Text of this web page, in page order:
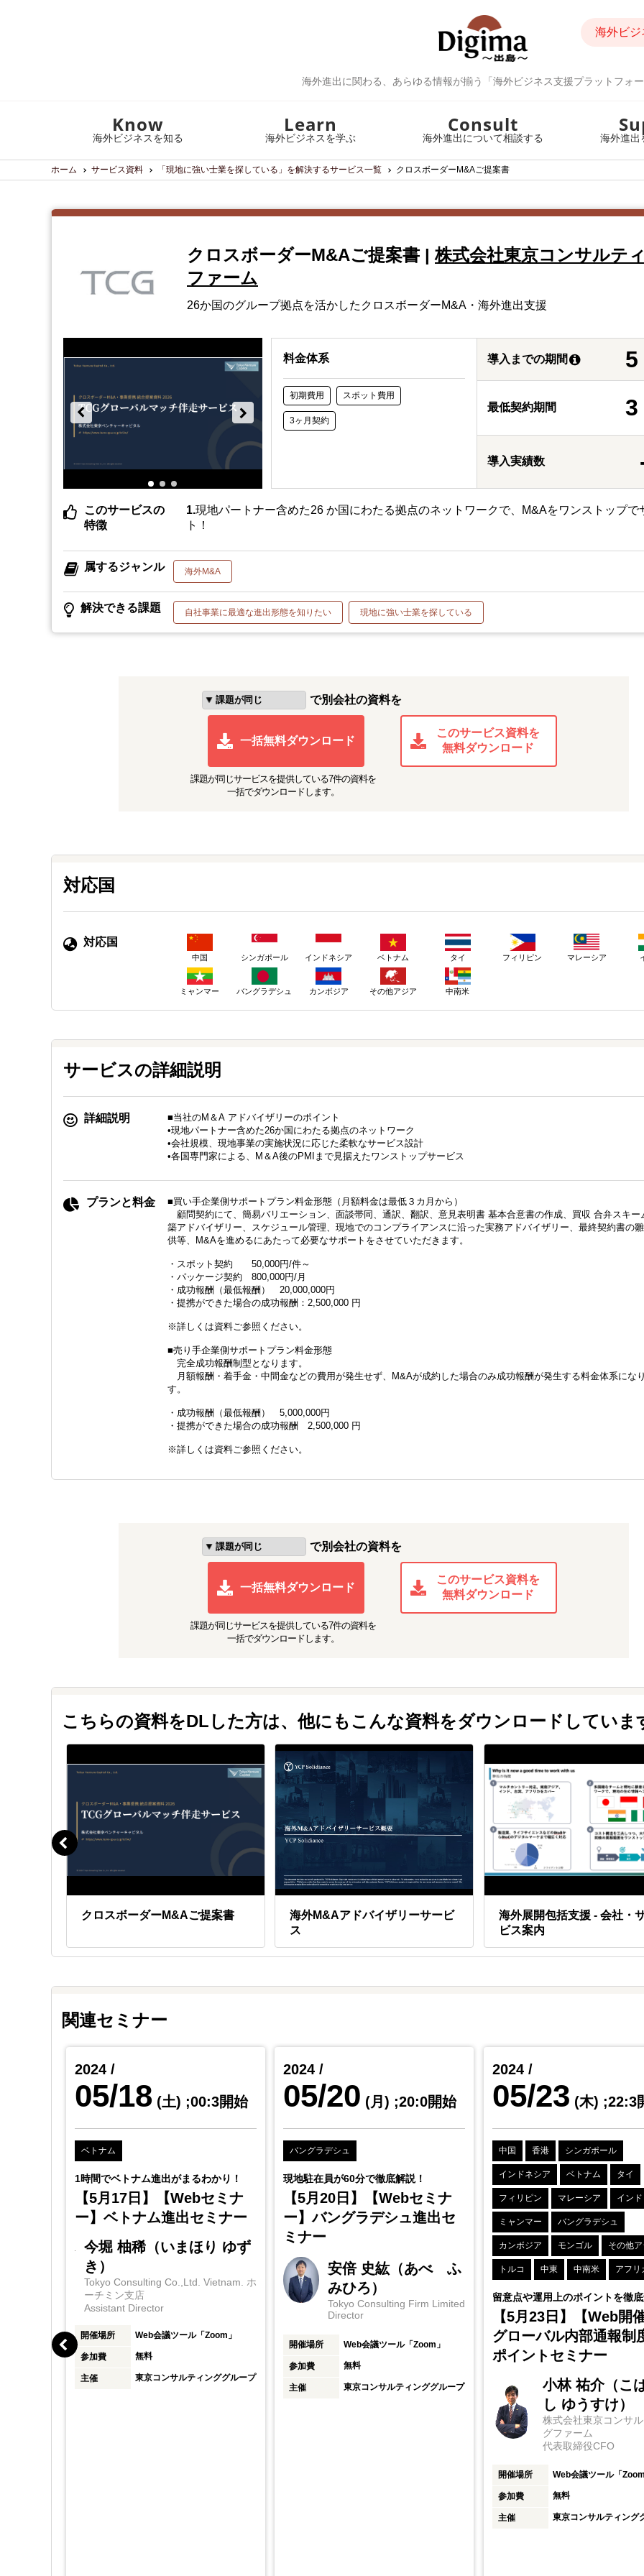
海外進出に関わる、あらゆる情報が揃う「海外ビジネス支援プラットフォ
海外ビジ
Know
海外ビジネスを知る
Learn
海外ビジネスを学ぶ
Consult
海外進出について相談する 海外進出
ホーム サービス資料 「現地に強い士業を探している」を解決するサービス一覧 クロスボーダーM&Aご提案書
クロスボーダーM&Aご提案書 |株式会社東京コンサルテ
ファーム
26か国のグループ拠点を活かしたクロスボーダーM&A・海外進出支援
料金体系
初期費用 スポット費用
3ヶ月契約
導入までの期間 5
最低契約期間 3
導入実績数
このサービスの
特徴
現地パートナー含めた26 か国にわたる拠点のネットワークで、M&Aをワンストップで
ト！
属するジャンル 海外M&A
解決できる課題 自社事業に最適な進出形態を知りたい 現地に強い士業を探している
で別会社の資料を
一括無料ダウンロード
このサービス資料を
無料ダウンロード
課題が同じサービスを提供している7件の資料を
一括でダウンロードします。
対応国
対応国
中国 シンガポール インドネシア ベトナム タイ フィリピン マレーシア
ミャンマー バングラデシュ カンボジア その他アジア 中南米
サービスの詳細説明
詳細説明
■当社のM＆A アドバイザリーのポイント
•現地パートナー含めた26か国にわたる拠点のネットワーク
•会社規模、現地事業の実施状況に応じた柔軟なサービス設計
•各国専門家による、M＆A後のPMIまで見据えたワンストップサービス
プランと料金
■買い手企業側サポートプラン料金形態（月額料金は最低３カ月から）
顧問契約にて、簡易バリエーション、面談帯同、通訳、翻訳、意見表明書 基本合意書の作成、買収 合弁スキー
築アドバイザリー、スケジュール管理、現地でのコンプライアンスに沿った実務アドバイザリー、最終契約書の
供等、M&Aを進めるにあたって必要なサポートをさせていただきます。
・スポット契約 50,000円/件～
・パッケージ契約 800,000円/月
・成功報酬（最低報酬） 20,000,000円
・提携ができた場合の成功報酬：2,500,000 円
※詳しくは資料ご参照ください。
■売り手企業側サポートプラン料金形態
完全成功報酬制型となります。
月額報酬・着手金・中間金などの費用が発生せず、M&Aが成約した場合のみ成功報酬が発生する料金体系にな
す。
・成功報酬（最低報酬） 5,000,000円
・提携ができた場合の成功報酬 2,500,000 円
※詳しくは資料ご参照ください。
で別会社の資料を
一括無料ダウンロード
このサービス資料を
無料ダウンロード
課題が同じサービスを提供している7件の資料を
一括でダウンロードします。
こちらの資料をDLした方は、他にもこんな資料をダウンロードしていま
クロスボーダーM&Aご提案書
海外M&Aアドバイザリーサービ
ス
海外展開包括支援 - 会社・
ビス案内
関連セミナー
2024 /
05/18 (土) ;00:3開始
ベトナム
1時間でベトナム進出がまるわかり！
【5月17日】【Webセミナ
ー】ベトナム進出セミナー
今堀 柚稀（いまほり ゆず
き）
Tokyo Consulting Co.,Ltd. Vietnam. ホ
ーチミン支店
Assistant Director
開催場所 Web会議ツール「Zoom」
参加費 無料
主催 東京コンサルティンググループ
2024 /
05/20 (月) ;20:0開始
バングラデシュ
現地駐在員が60分で徹底解説！
【5月20日】【Webセミナ
ー】バングラデシュ進出セ
ミナー
安倍 史紘（あべ ふ
みひろ）
Tokyo Consulting Firm Limited
Director
開催場所 Web会議ツール「Zoom」
参加費 無料
主催 東京コンサルティンググループ
2024 /
05/23 (木) ;22:3
中国 香港 シンガポール
インドネシア ベトナム タイ
フィリピン マレーシア インド
ミャンマー バングラデシュ
カンボジア モンゴル その他
トルコ 中東 中南米 アフリ
留意点や運用上のポイントを徹
【5月23日】【Web開
グローバル内部通報制
ポイントセミナー
小林 祐介（こ
し ゆうすけ）
株式会社東京コンサ
グファーム
代表取締役CFO
開催場所 Web会議ツール「
参加費 無料
主催 東京コンサルティング